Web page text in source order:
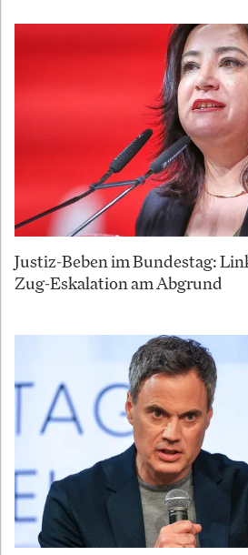
Justiz-Beben im Bundestag:
Zug-Eskalation am Abgrund